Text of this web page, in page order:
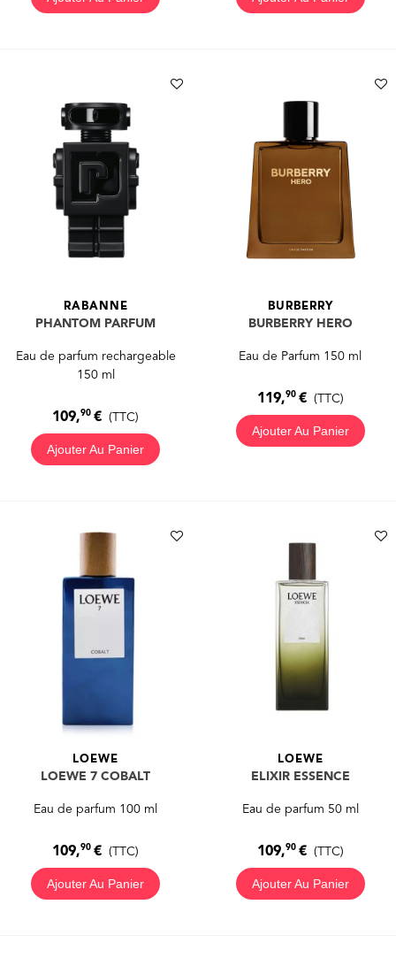
RABANNE
PHANTOM PARFUM
Eau de parfum rechargeable
150 ml
109,90€ (TTC)
Ajouter Au Panier
BURBERRY
BURBERRY HERO
Eau de Parfum 150 ml
119,90 € (TTC)
Ajouter Au Panier
LOEWE
LOEWE 7 COBALT
Eau de parfum 100 ml
109,90€ (TTC)
Ajouter Au Panier
LOEWE
ELIXIR ESSENCE
Eau de parfum 50 ml
109,90 € (TTC)
Ajouter Au Panier